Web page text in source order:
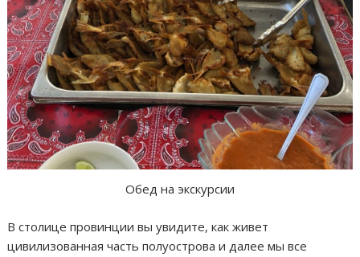
Обед на экскурсии
В столице провинции вы увидите, как живет
цивилизованная часть полуострова и далее мы все